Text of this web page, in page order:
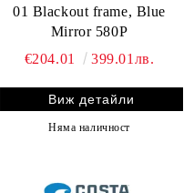
01 Blackout frame, Blue
Mirror 580P
€204.01
399.01лв.
Виж детайли
Няма наличност